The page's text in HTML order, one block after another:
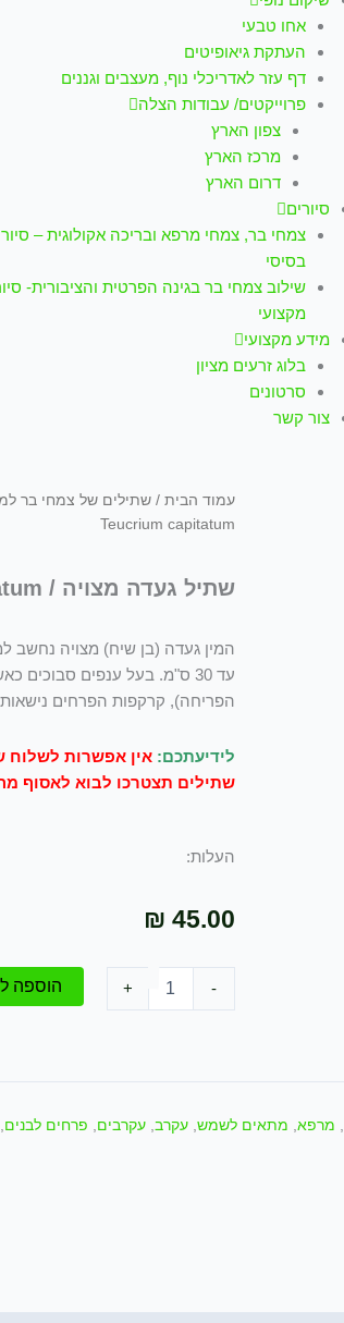
אחו טבעי
העתקת גיאופיטים
דף עזר לאדריכלי נוף, מעצבים וגננים
פרוייקטים/ עבודות הצלה
צפון הארץ
מרכז הארץ
דרום הארץ
סיורים
צמחי בר, צמחי מרפא ובריכה אקולוגית –
בסיסי
שילוב צמחי בר בגינה הפרטית והציבורית-
מקצועי
מידע מקצועי
בלוג זרעים מציון
סרטונים
צור קשר
עמוד הבית / שתילים של צמחי בר
Teucrium capitatum
שתיל געדה מצויה / Teucrium capitatum
המין געדה (בן שיח) מצויה נחשב
עד 30 ס"מ. בעל ענפים
הפריחה), קרקפות הפרחים נישאות על
לידיעתכם: אין אפשרות לשלוח
שתילים תצטרכו לבוא לאסוף
העלות:
₪ 45.00
-
capitatum
+ הוספה
מרפא מתאים לשמש עקרב עקרבים פרחים לבנים